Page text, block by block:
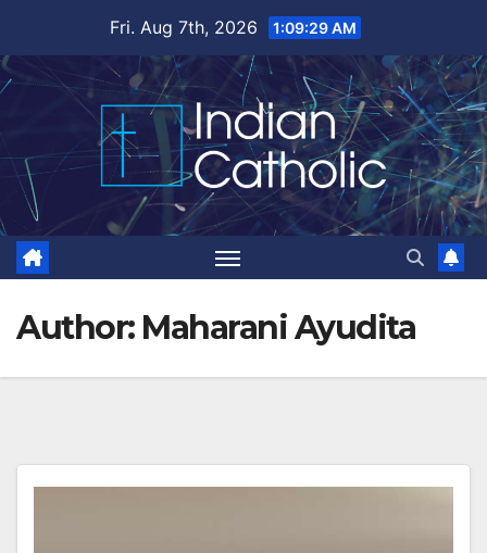
content
Fri. Aug 7th, 2026 1:09:30 AM
Author: Maharani Ayudita